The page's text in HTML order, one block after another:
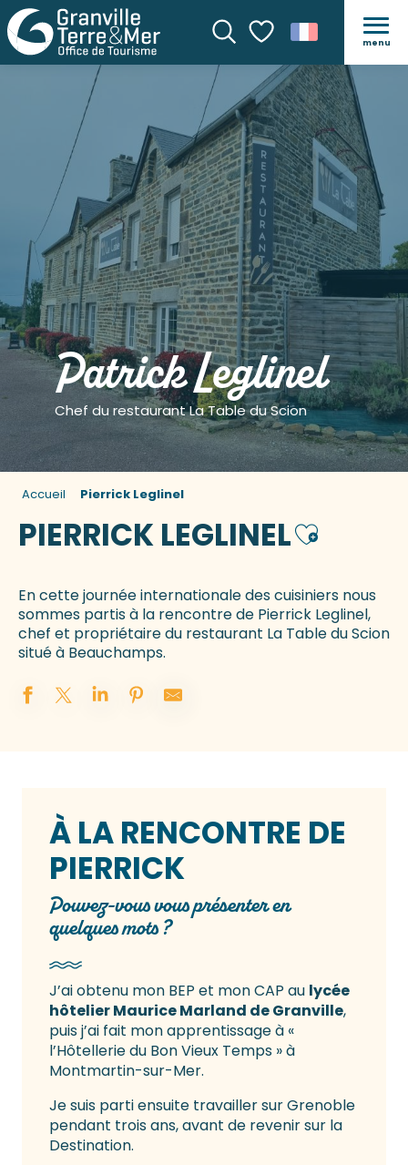
Recherche
Voir les favoris
menu
Patrick Leglinel
Chef du restaurant La Table du Scion
Accueil Pierrick Leglinel
PIERRICK LEGLINELAjouter
En cette journée internationale des cuisiniers nous
sommes partis à la rencontre de Pierrick Leglinel,
chef et propriétaire du restaurant La Table du Scion
situé à Beauchamps.
À LA RENCONTRE DE
PIERRICK
Pouvez-vous vous présenter en
quelques mots ?
J’ai obtenu mon BEP et mon CAP au lycée
hôtelier Maurice Marland de Granville,
puis j’ai fait mon apprentissage à «
l’Hôtellerie du Bon Vieux Temps » à
Montmartin-sur-Mer.
Je suis parti ensuite travailler sur Grenoble
pendant trois ans, avant de revenir sur la
Destination.